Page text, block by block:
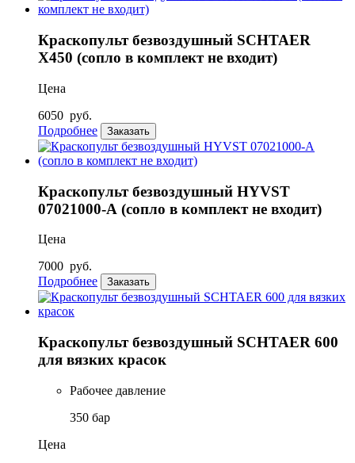
Краскопульт безвоздушный SCHTAER
X450 (сопло в комплект не входит)
Цена
6050 руб.
Подробнее
Заказать
Краскопульт безвоздушный HYVST
07021000-А (сопло в комплект не входит)
Цена
7000 руб.
Подробнее
Заказать
Краскопульт безвоздушный SCHTAER 600
для вязких красок
Рабочее давление
350 бар
Цена